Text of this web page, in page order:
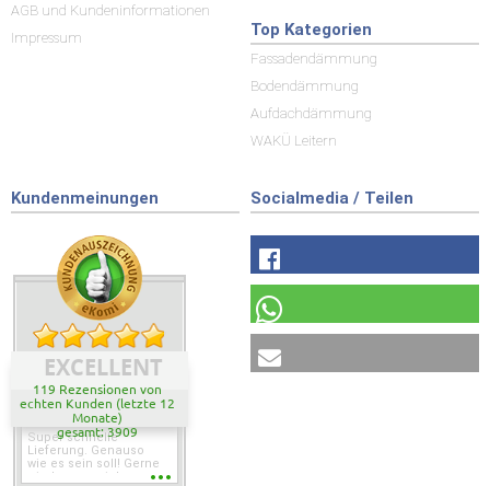
AGB und Kundeninformationen
Impressum
Top Kategorien
Fassadendämmung
Bodendämmung
Aufdachdämmung
WAKÜ Leitern
Kundenmeinungen
EXCELLENT
119 Rezensionen von
echten Kunden (letzte 12
Monate)
gesamt: 3909
Super schnelle
Lieferung. Genauso
wie es sein soll! Gerne
wieder wenn ich was
Socialmedia / Teilen